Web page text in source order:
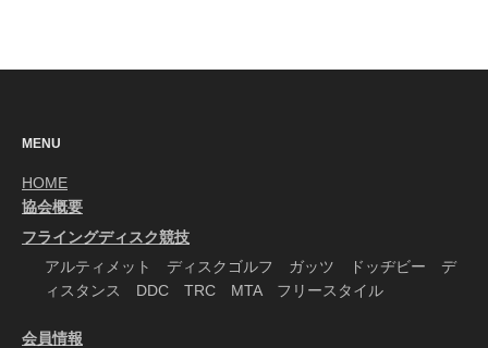
報
MENU
HOME
協会概要
フライングディスク競技
アルティメット ディスクゴルフ ガッツ ドッヂビー デ
ィスタンス DDC TRC MTA フリースタイル
会員情報